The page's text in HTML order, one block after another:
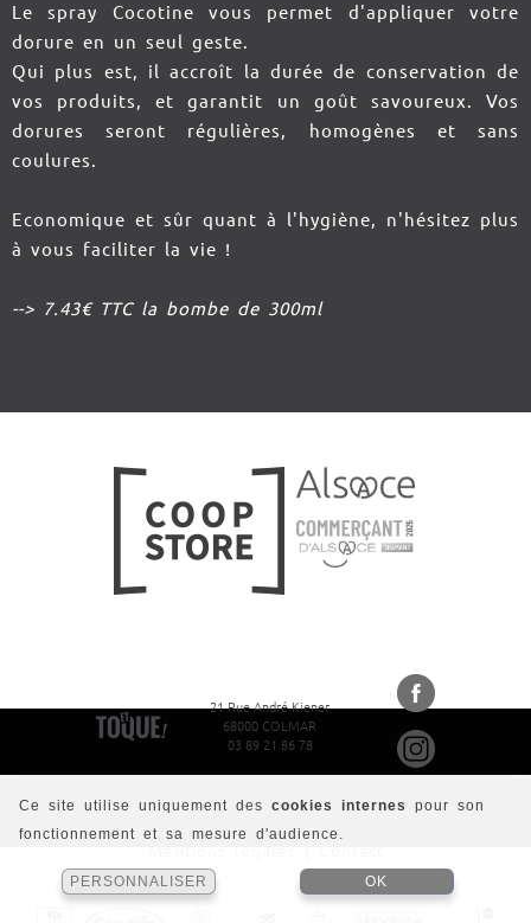
Le spray Cocotine vous permet d'appliquer votre
dorure en un seul geste.
Qui plus est, il accroît la durée de conservation de
vos produits, et garantit un goût savoureux. Vos
dorures seront régulières, homogènes et sans
coulures.
Economique et sûr quant à l'hygiène, n'hésitez plus
à vous faciliter la vie !
--> 7.43€ TTC la bombe de 300ml
21 Rue André Kiener
68000 COLMAR
03 89 21 86 78
Ce site utilise uniquement des cookies internes
pour son
fonctionnement et sa mesure d'audience.
PERSONNALISER OK